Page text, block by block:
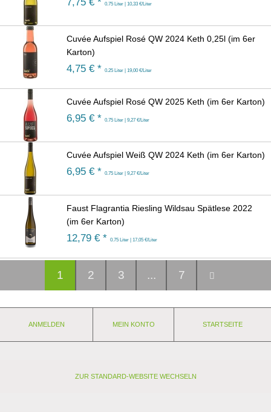
0.75 Liter | 10,33 €/Liter
Cuvée Aufspiel Rosé QW 2024 Keth 0,25l (im 6er
Karton)
4,75 € * 0.25 Liter | 19,00 €/Liter
Cuvée Aufspiel Rosé QW 2025 Keth (im 6er Karton)
6,95 € * 0.75 Liter | 9,27 €/Liter
Cuvée Aufspiel Weiß QW 2024 Keth (im 6er Karton)
6,95 € * 0.75 Liter | 9,27 €/Liter
Faust Flagrantia Riesling Wildsau Spätlese 2022
(im 6er Karton)
12,79 € * 0.75 Liter | 17,05 €/Liter
1 2 3 ... 7
ANMELDEN MEIN KONTO STARTSEITE
ZUR STANDARD-WEBSITE WECHSELN